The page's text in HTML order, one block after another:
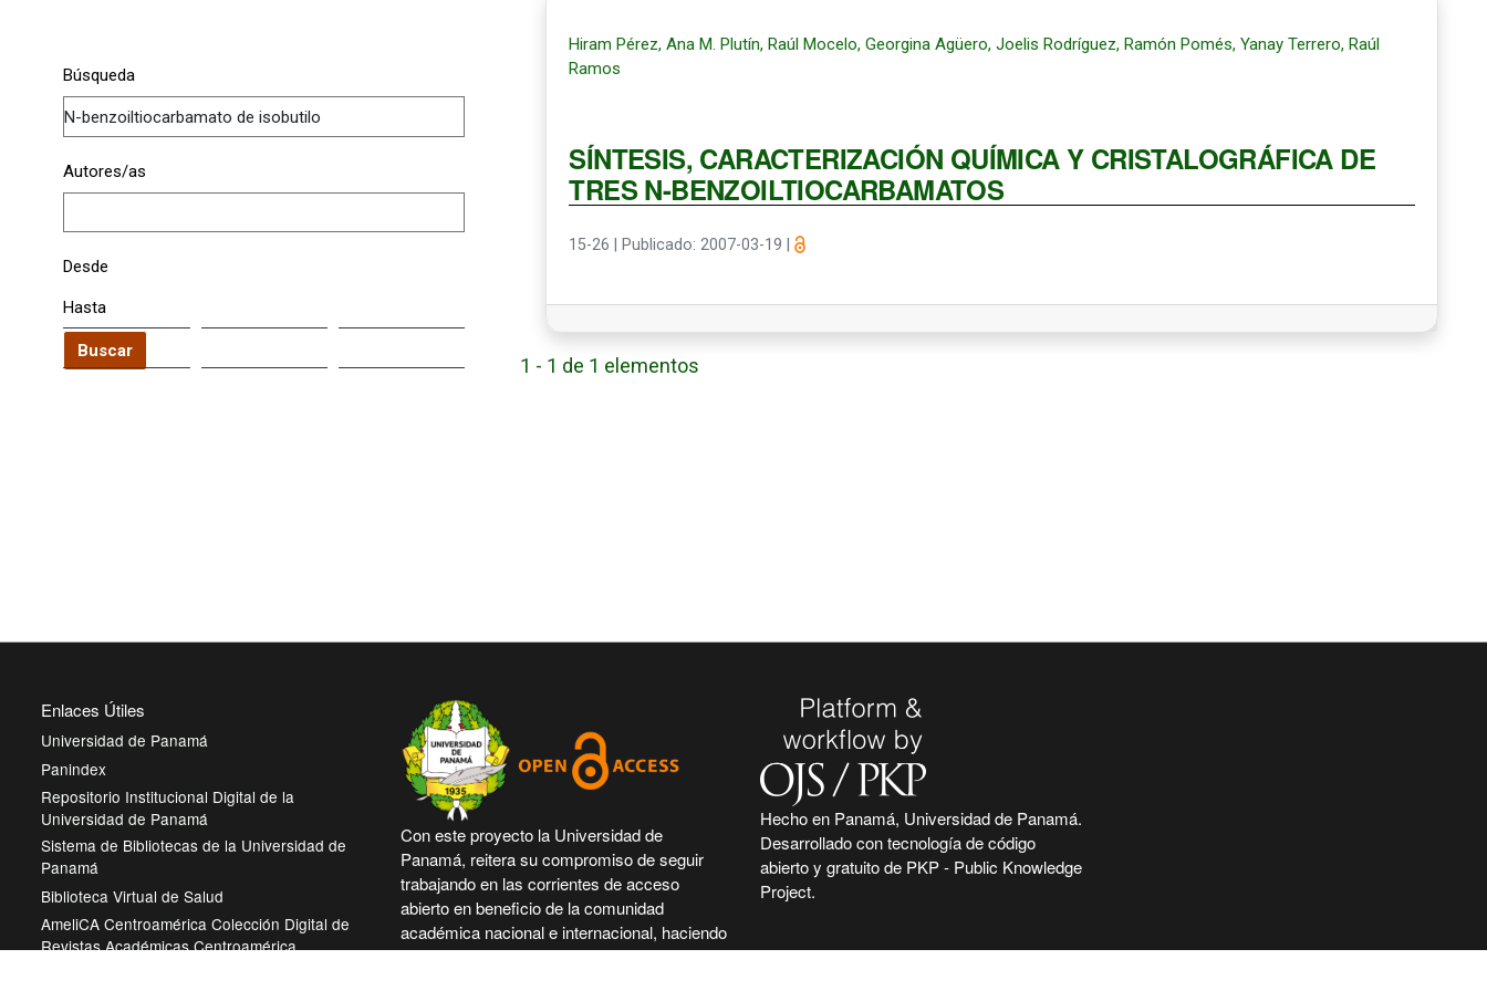
Búsqueda
Autores/as
Desde
Hasta
Buscar
Hiram Pérez, Ana M. Plutín, Raúl Mocelo, Georgina Agüero, Joelis Rodríguez, Ramón Pomés, Yanay Terrero, Raúl
Ramos
SÍNTESIS, CARACTERIZACIÓN QUÍMICA Y CRISTALOGRÁFICA DE
TRES N-BENZOILTIOCARBAMATOS
15-26 Publicado: 2007-03-19 |
1 - 1 de 1 elementos
Enlaces Útiles
Universidad de Panamá
Panindex
Repositorio Institucional Digital de la
Universidad de Panamá
Sistema de Bibliotecas de la Universidad de
Panamá
Biblioteca Virtual de Salud
AmeliCA Centroamérica Colección Digital de
Revistas Académicas Centroamérica
Con este proyecto la Universidad de
Panamá, reitera su compromiso de seguir
trabajando en las corrientes de acceso
abierto en beneficio de la comunidad
académica nacional e internacional, haciendo
más accesible su producción científica e
Hecho en Panamá, Universidad de Panamá.
Desarrollado con tecnología de código
abierto y gratuito de PKP - Public Knowledge
Project.